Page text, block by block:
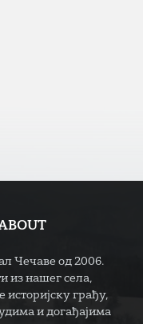
Чечаве од 2006.
из нашег села,
историјску грађу,
и догађајима